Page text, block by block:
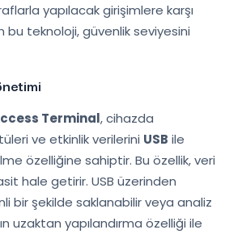
yapılacak girişimlere karşı
bu teknoloji, güvenlik seviyesini
Terminal, cihazda
ve etkinlik verilerini USB ile
özelliğine sahiptir. Bu özellik, veri
hale getirir. USB üzerinden
bir şekilde saklanabilir veya analiz
uzaktan yapılandırma özelliği ile